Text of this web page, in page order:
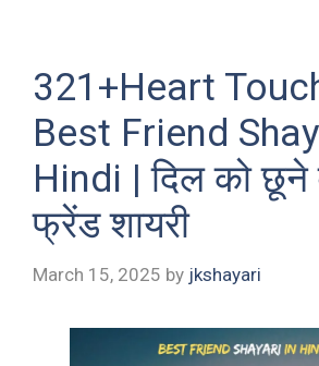
321+Heart
Best Friend
Hindi | दिल को छूने
फ्रेंड शायरी
March 15, 2025 by jkshayari